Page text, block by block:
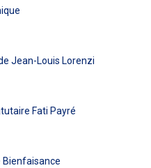
Jean-Louis Lorenzi
Fati Payré
Bienfaisance